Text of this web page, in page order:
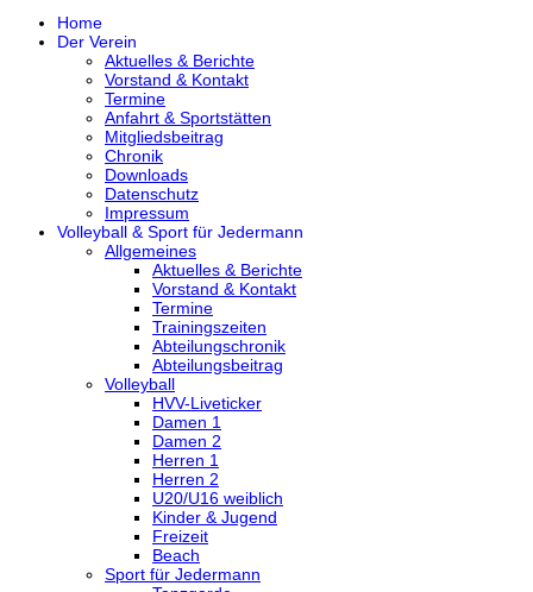
Home
Der Verein
Aktuelles & Berichte
Vorstand & Kontakt
Termine
Anfahrt & Sportstätten
Mitgliedsbeitrag
Chronik
Downloads
Datenschutz
Impressum
Volleyball & Sport für Jedermann
Allgemeines
Aktuelles & Berichte
Vorstand & Kontakt
Termine
Trainingszeiten
Abteilungschronik
Abteilungsbeitrag
Volleyball
HVV-Liveticker
Damen 1
Damen 2
Herren 1
Herren 2
U20/U16 weiblich
Kinder & Jugend
Freizeit
Beach
Sport für Jedermann